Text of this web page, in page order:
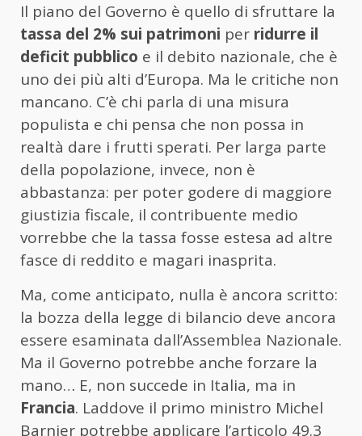
Il piano del Governo è quello di sfruttare la
tassa del 2% sui patrimoni per ridurre il
deficit pubblico e il debito nazionale, che è
uno dei più alti d’Europa. Ma le critiche non
mancano. C’è chi parla di una misura
populista e chi pensa che non possa in
realtà dare i frutti sperati. Per larga parte
della popolazione, invece, non è
abbastanza: per poter godere di maggiore
giustizia fiscale, il contribuente medio
vorrebbe che la tassa fosse estesa ad altre
fasce di reddito e magari inasprita.
Ma, come anticipato, nulla è ancora scritto:
la bozza della legge di bilancio deve ancora
essere esaminata dall’Assemblea Nazionale.
Ma il Governo potrebbe anche forzare la
mano… E, non succede in Italia, ma in
Francia. Laddove il primo ministro Michel
Barnier potrebbe applicare l’articolo 49.3